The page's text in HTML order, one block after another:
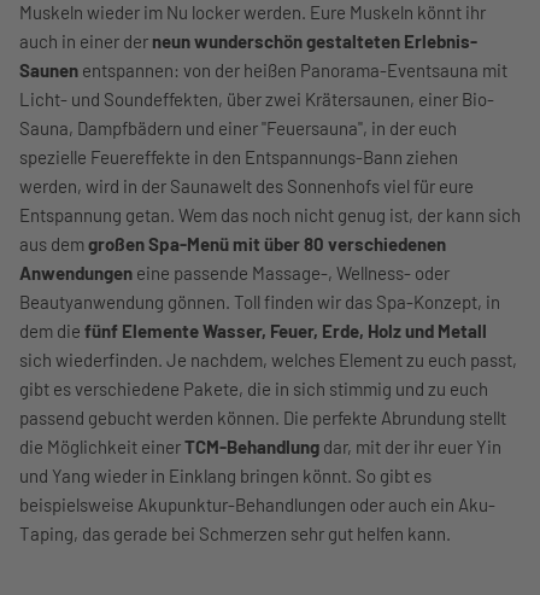
Muskeln wieder im Nu locker werden. Eure Muskeln könnt ihr
auch in einer der neun wunderschön gestalteten Erlebnis-
Saunen entspannen: von der heißen Panorama-Eventsauna mit
Licht- und Soundeffekten, über zwei Krätersaunen, einer Bio-
Sauna, Dampfbädern und einer "Feuersauna", in der euch
spezielle Feuereffekte in den Entspannungs-Bann ziehen
werden, wird in der Saunawelt des Sonnenhofs viel für eure
Entspannung getan. Wem das noch nicht genug ist, der kann sich
aus demgroßen Spa-Menü mit über 80 verschiedenen
Anwendungen eine passende Massage-, Wellness- oder
Beautyanwendung gönnen. Toll finden wir das Spa-Konzept, in
dem die fünf Elemente Wasser, Feuer, Erde, Holz und Metall
sich wiederfinden. Je nachdem, welches Element zu euch passt,
gibt es verschiedene Pakete, die in sich stimmig und zu euch
passend gebucht werden können. Die perfekte Abrundung stellt
die Möglichkeit einerTCM-Behandlung dar, mit der ihr euer Yin
und Yang wieder in Einklang bringen könnt. So gibt es
beispielsweise Akupunktur-Behandlungen oder auch ein Aku-
Taping, das gerade bei Schmerzen sehr gut helfen kann.